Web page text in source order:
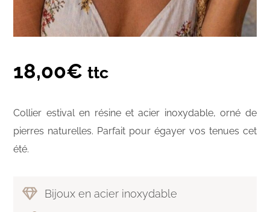
18,00€ ttc
Collier estival en résine et acier inoxydable, orné de
pierres naturelles. Parfait pour égayer vos tenues cet
été.
Bijoux en acier inoxydable